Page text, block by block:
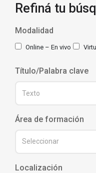
Refiná tu
Modalidad
Online – En vivo
Título/Palabra clave
Área de formación
Localización